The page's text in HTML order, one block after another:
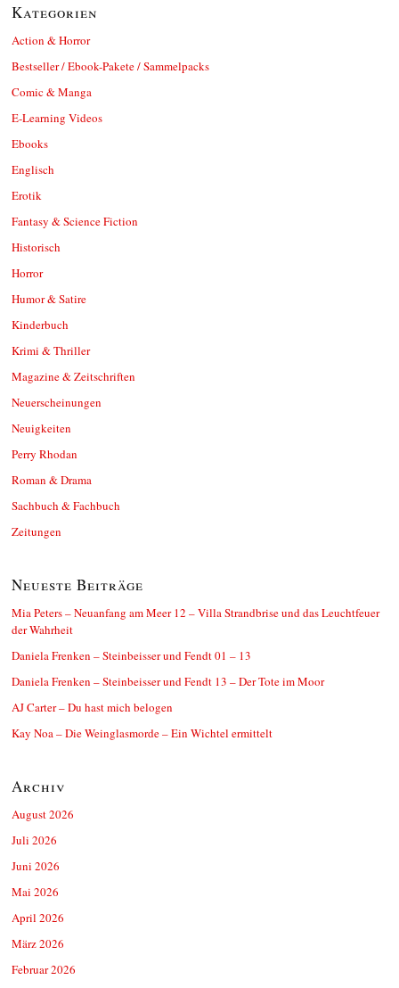
Kategorien
Action & Horror
Bestseller / Ebook-Pakete / Sammelpacks
Comic & Manga
E-Learning Videos
Ebooks
Englisch
Erotik
Fantasy & Science Fiction
Historisch
Horror
Humor & Satire
Kinderbuch
Krimi & Thriller
Magazine & Zeitschriften
Neuerscheinungen
Neuigkeiten
Perry Rhodan
Roman & Drama
Sachbuch & Fachbuch
Zeitungen
Neueste Beiträge
Mia Peters – Neuanfang am Meer 12 – Villa Strandbrise und das Leuchtfeuer
der Wahrheit
Daniela Frenken – Steinbeisser und Fendt 01 – 13
Daniela Frenken – Steinbeisser und Fendt 13 – Der Tote im Moor
AJ Carter – Du hast mich belogen
Kay Noa – Die Weinglasmorde – Ein Wichtel ermittelt
Archiv
August 2026
Juli 2026
Juni 2026
Mai 2026
April 2026
März 2026
Februar 2026